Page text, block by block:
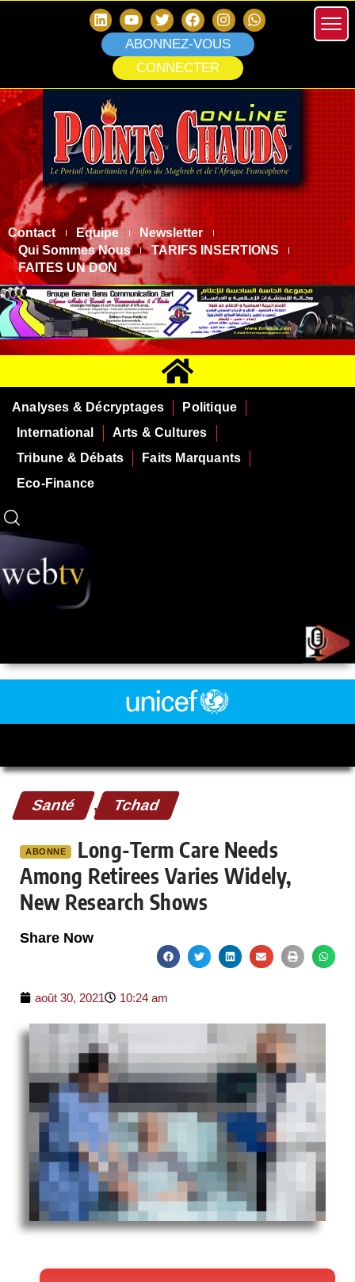
ABONNEZ-VOUS
CONNECTER
Contact Equipe
Newsletter
Qui Sommes Nous
TARIFS INSERTIONS
FAITES UN DON
Analyses & Décryptages
Politique
International
Arts & Cultures
Tribune & Débats
Faits Marquants
Eco-Finance
Santé , Tchad
ABONNE
Long-Term Care Needs
Among Retirees Varies Widely,
New Research Shows
Share Now
août 30, 2021 10:24 am